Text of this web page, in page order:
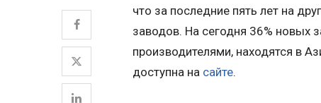
что за последние пять лет на
заводов. На сегодня 36% новых
производителями, находятся в
доступна на сайте.